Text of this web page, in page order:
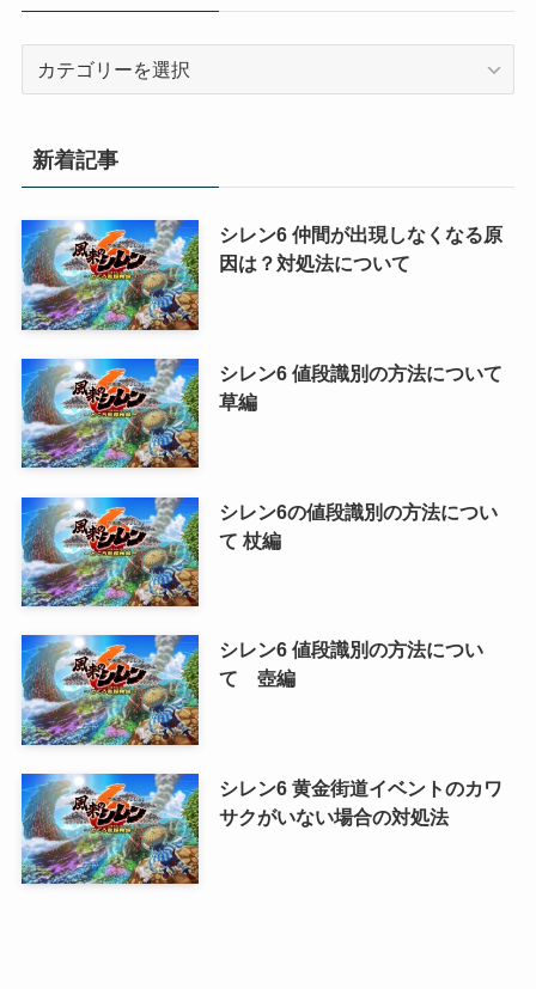
リ
ー
新着記事
シレン6 仲間が出現しなくなる原
因は？対処法について
シレン6 値段識別の方法について
草編
シレン6の値段識別の方法につい
て 杖編
シレン6 値段識別の方法につい
て 壺編
シレン6 黄金街道イベントのカワ
サクがいない場合の対処法